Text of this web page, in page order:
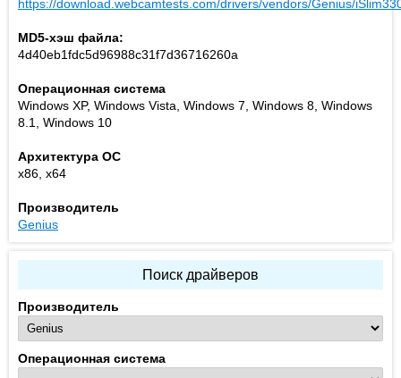
https://download.webcamtests.com/drivers/vendors/Genius/
MD5-хэш файла:
4d40eb1fdc5d96988c31f7d36716260a
Операционная система
Windows XP, Windows Vista, Windows 7, Windows 8, Windows
8.1, Windows 10
Архитектура ОС
x86, x64
Производитель
Genius
Поиск драйверов
Производитель
Операционная система